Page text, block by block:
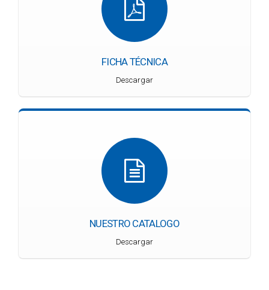
FICHA TÉCNICA
Descargar
NUESTRO CATALOGO
Descargar